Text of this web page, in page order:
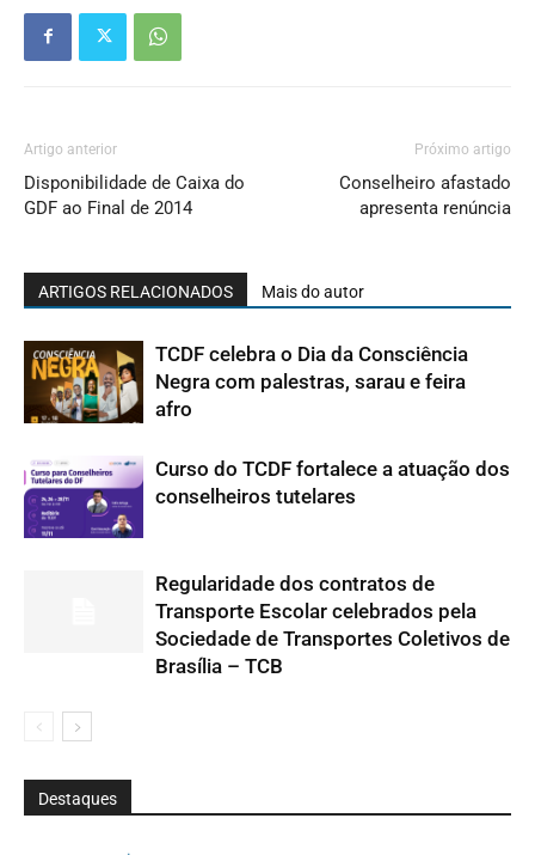
Artigo anterior
Disponibilidade de Caixa do
GDF ao Final de 2014
Próximo artigo
Conselheiro afastado
apresenta renúncia
ARTIGOS RELACIONADOS Mais do autor
TCDF celebra o Dia da Consciência
Negra com palestras, sarau e feira
afro
Curso do TCDF fortalece a atuação dos
conselheiros tutelares
Regularidade dos contratos de
Transporte Escolar celebrados pela
Sociedade de Transportes Coletivos de
Brasília – TCB
Destaques